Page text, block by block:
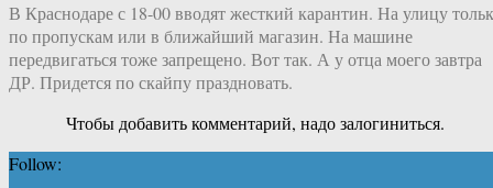
В Краснодаре с 18-00 вводят жесткий карантин. На улицу
по пропускам или в ближайший магазин. На машине
передвигаться тоже запрещено. Вот так. А у отца моего завтра
ДР. Придется по скайпу праздновать.
Чтобы добавить комментарий, надо залогиниться.
Follow: